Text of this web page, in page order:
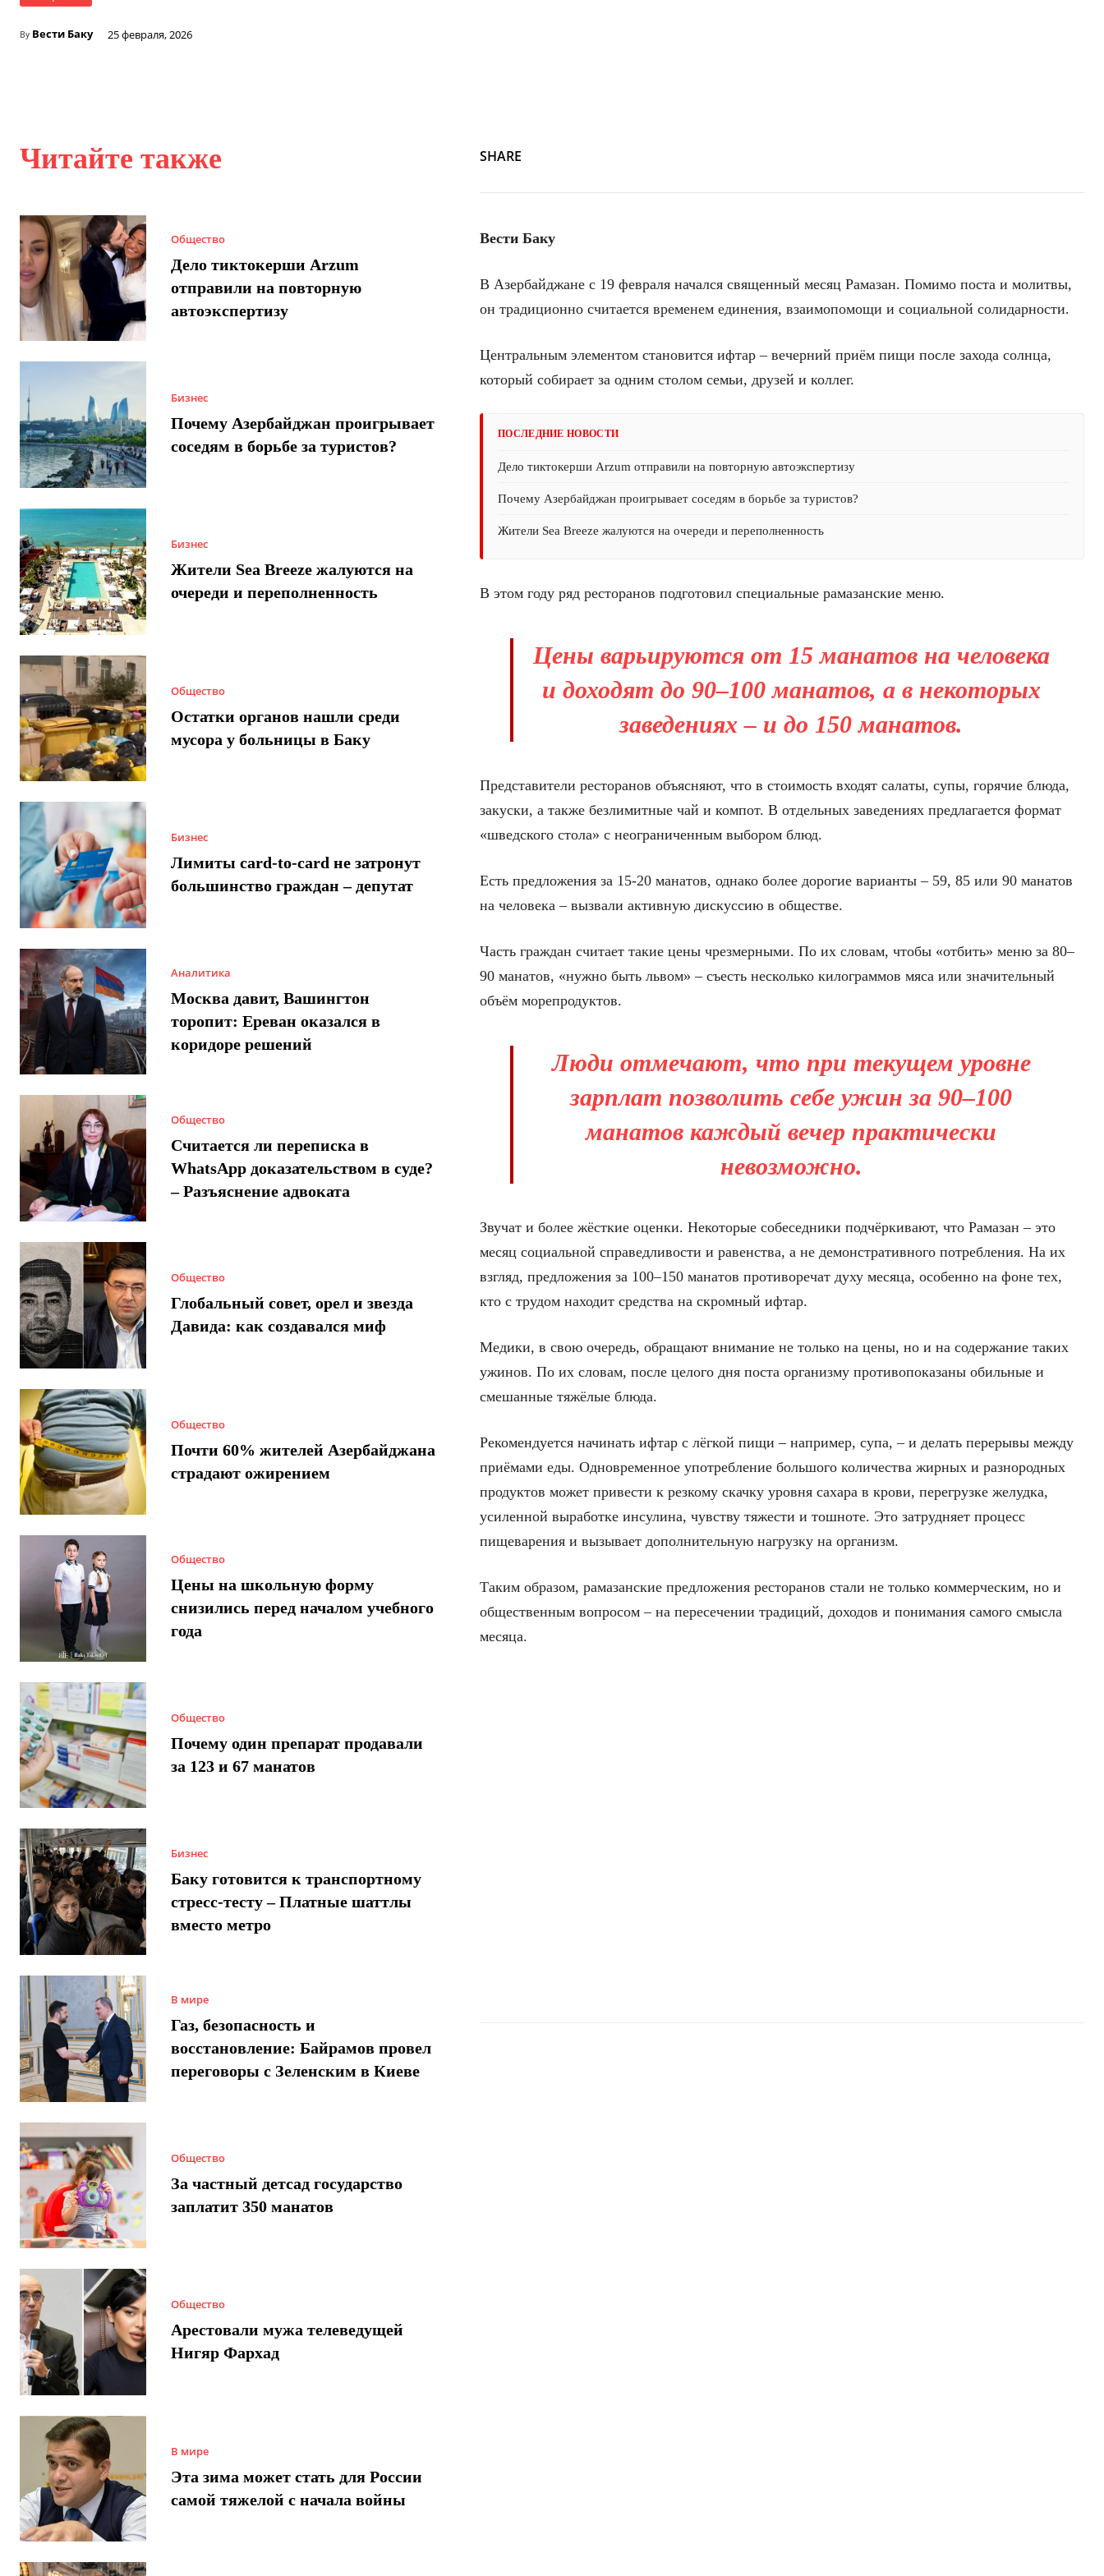
By Вести Баку 25 февраля, 2026
Читайте также
Общество
Дело тиктокерши Arzum
отправили на повторную
автоэкспертизу
Бизнес
Почему Азербайджан проигрывает
соседям в борьбе за туристов?
Бизнес
Жители Sea Breeze жалуются на
очереди и переполненность
Общество
Остатки органов нашли среди
мусора у больницы в Баку
Бизнес
Лимиты card-to-card не затронут
большинство граждан – депутат
Аналитика
Москва давит, Вашингтон
торопит: Ереван оказался в
коридоре решений
Общество
Считается ли переписка в
WhatsApp доказательством в суде?
– Разъяснение адвоката
Общество
Глобальный совет, орел и звезда
Давида: как создавался миф
Общество
Почти 60% жителей Азербайджана
страдают ожирением
Общество
Цены на школьную форму
снизились перед началом учебного
года
Общество
Почему один препарат продавали
за 123 и 67 манатов
Бизнес
Баку готовится к транспортному
стресс-тесту – Платные шаттлы
вместо метро
В мире
Газ, безопасность и
восстановление: Байрамов провел
переговоры с Зеленским в Киеве
Общество
За частный детсад государство
заплатит 350 манатов
Общество
Арестовали мужа телеведущей
Нигяр Фархад
В мире
Эта зима может стать для России
самой тяжелой с начала войны
SHARE
Вести Баку
В Азербайджане с 19 февраля начался священный месяц Рамазан. Помимо поста и молитвы,
он традиционно считается временем единения, взаимопомощи и социальной солидарности.
Центральным элементом становится ифтар – вечерний приём пищи после захода солнца,
который собирает за одним столом семьи, друзей и коллег.
ПОСЛЕДНИЕ НОВОСТИ
Дело тиктокерши Arzum отправили на повторную автоэкспертизу
Почему Азербайджан проигрывает соседям в борьбе за туристов?
Жители Sea Breeze жалуются на очереди и переполненность
В этом году ряд ресторанов подготовил специальные рамазанские меню.
Цены варьируются от 15 манатов на человека
и доходят до 90–100 манатов, а в некоторых
заведениях – и до 150 манатов.
Представители ресторанов объясняют, что в стоимость входят салаты, супы, горячие блюда,
закуски, а также безлимитные чай и компот. В отдельных заведениях предлагается формат
«шведского стола» с неограниченным выбором блюд.
Есть предложения за 15-20 манатов, однако более дорогие варианты – 59, 85 или 90 манатов
на человека – вызвали активную дискуссию в обществе.
Часть граждан считает такие цены чрезмерными. По их словам, чтобы «отбить» меню за 80–
90 манатов, «нужно быть львом» – съесть несколько килограммов мяса или значительный
объём морепродуктов.
Люди отмечают, что при текущем уровне
зарплат позволить себе ужин за 90–100
манатов каждый вечер практически
невозможно.
Звучат и более жёсткие оценки. Некоторые собеседники подчёркивают, что Рамазан – это
месяц социальной справедливости и равенства, а не демонстративного потребления. На их
взгляд, предложения за 100–150 манатов противоречат духу месяца, особенно на фоне тех,
кто с трудом находит средства на скромный ифтар.
Медики, в свою очередь, обращают внимание не только на цены, но и на содержание таких
ужинов. По их словам, после целого дня поста организму противопоказаны обильные и
смешанные тяжёлые блюда.
Рекомендуется начинать ифтар с лёгкой пищи – например, супа, – и делать перерывы между
приёмами еды. Одновременное употребление большого количества жирных и разнородных
продуктов может привести к резкому скачку уровня сахара в крови, перегрузке желудка,
усиленной выработке инсулина, чувству тяжести и тошноте. Это затрудняет процесс
пищеварения и вызывает дополнительную нагрузку на организм.
Таким образом, рамазанские предложения ресторанов стали не только коммерческим, но и
общественным вопросом – на пересечении традиций, доходов и понимания самого смысла
месяца.